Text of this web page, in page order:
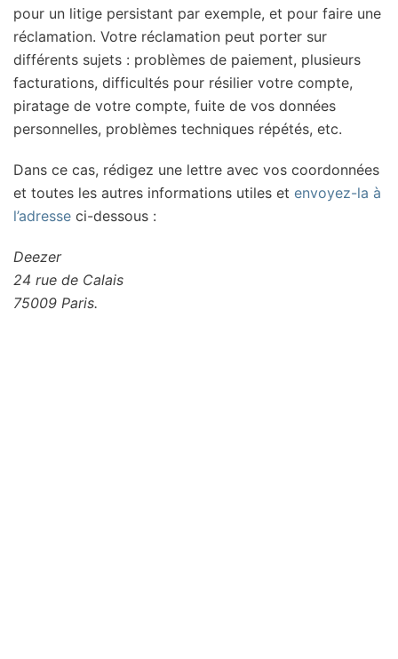
pour un litige persistant par exemple, et pour faire une
réclamation. Votre réclamation peut porter sur
différents sujets : problèmes de paiement, plusieurs
facturations, difficultés pour résilier votre compte,
piratage de votre compte, fuite de vos données
personnelles, problèmes techniques répétés, etc.
Dans ce cas, rédigez une lettre avec vos coordonnées
et toutes les autres informations utiles et envoyez-la à
l’adresse ci-dessous :
Deezer
24 rue de Calais
75009 Paris.